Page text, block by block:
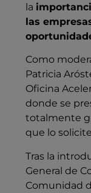
la
las
Como
Patricia
Oficina
donde se
totalmente
que lo
Tras la
General de
Comunidad